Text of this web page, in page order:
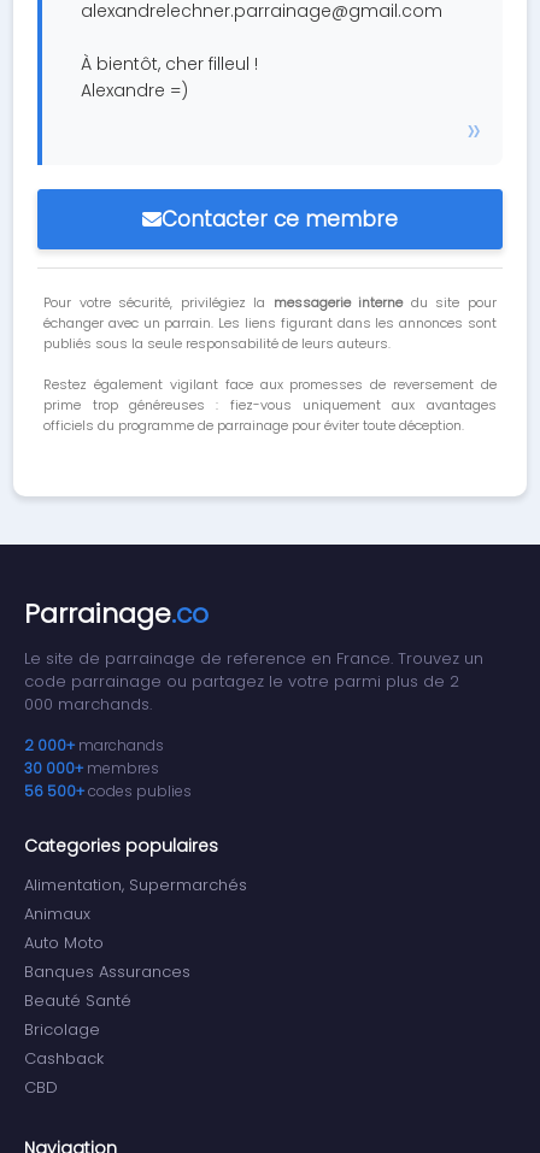
alexandrelechner.parrainage@gmail.com
À bientôt, cher filleul !
Alexandre =)
Contacter ce membre
Pour votre sécurité, privilégiez la messagerie internedu site pour
échanger avec un parrain. Les liens figurant dans les annonces sont
publiés sous la seule responsabilité de leurs auteurs.
Restez également vigilant face aux promesses de reversement de
prime trop généreuses : fiez-vous uniquement aux avantages
officiels du programme de parrainage pour éviter toute déception.
Parrainage.co
Le site de parrainage de reference en France. Trouvez un
code parrainage ou partagez le votre parmi plus de 2
000 marchands.
2 000+ marchands
30 000+ membres
56 500+codes publies
Categories populaires
Alimentation, Supermarchés
Animaux
Auto Moto
Banques Assurances
Beauté Santé
Bricolage
Cashback
CBD
Navigation